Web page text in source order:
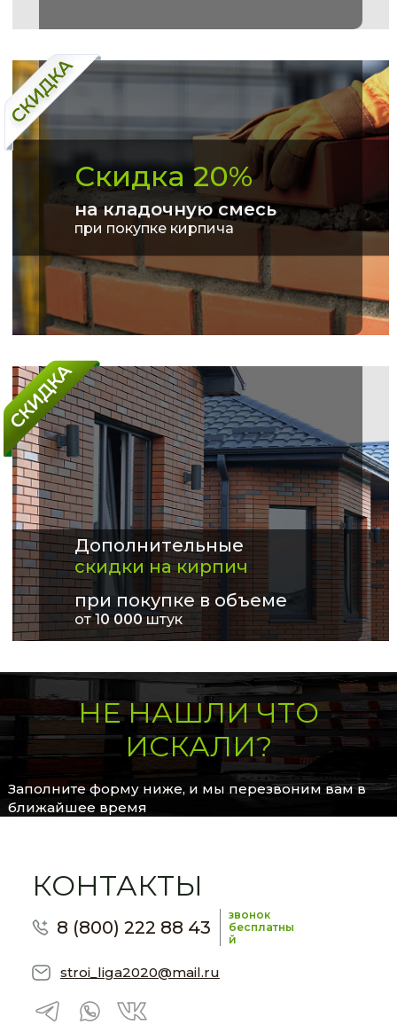
Скидка 20%
на кладочную смесь
при покупке кирпича
Дополнительные
скидки на кирпич
при покупке в объеме
от 10 000штук
НЕ НАШЛИ ЧТО
ИСКАЛИ?
Заполните форму ниже, и мы перезвоним вам в
ближайшее время
КОНТАКТЫ
8 (800) 222 88 43
звонок
бесплатны
й
stroi_liga2020@mail.ru